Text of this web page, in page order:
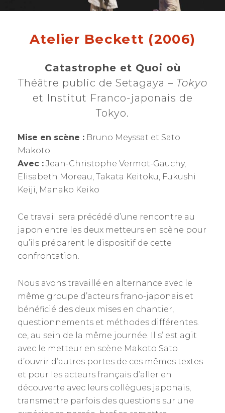
Atelier Beckett (2006)
Catastrophe et Quoi où
Théâtre public de Setagaya – Tokyo
et Institut Franco-japonais de
Tokyo.
Mise en scène : Bruno Meyssat et Sato
Makoto
Avec : Jean-Christophe Vermot-Gauchy,
Elisabeth Moreau, Takata Keitoku, Fukushi
Keiji, Manako Keiko
Ce travail sera précédé d’une rencontre au
japon entre les deux metteurs en scène pour
qu’ils préparent le dispositif de cette
confrontation.
Nous avons travaillé en alternance avec le
même groupe d’acteurs frano-japonais et
bénéficié des deux mises en chantier,
questionnements et méthodes différentes.
ce, au sein de la même journée. Il s’ est agit
avec le metteur en scène Makoto Sato
d’ouvrir d’autres portes de ces mêmes textes
et pour les acteurs français d’aller en
découverte avec leurs collègues japonais,
transmettre parfois des questions sur une